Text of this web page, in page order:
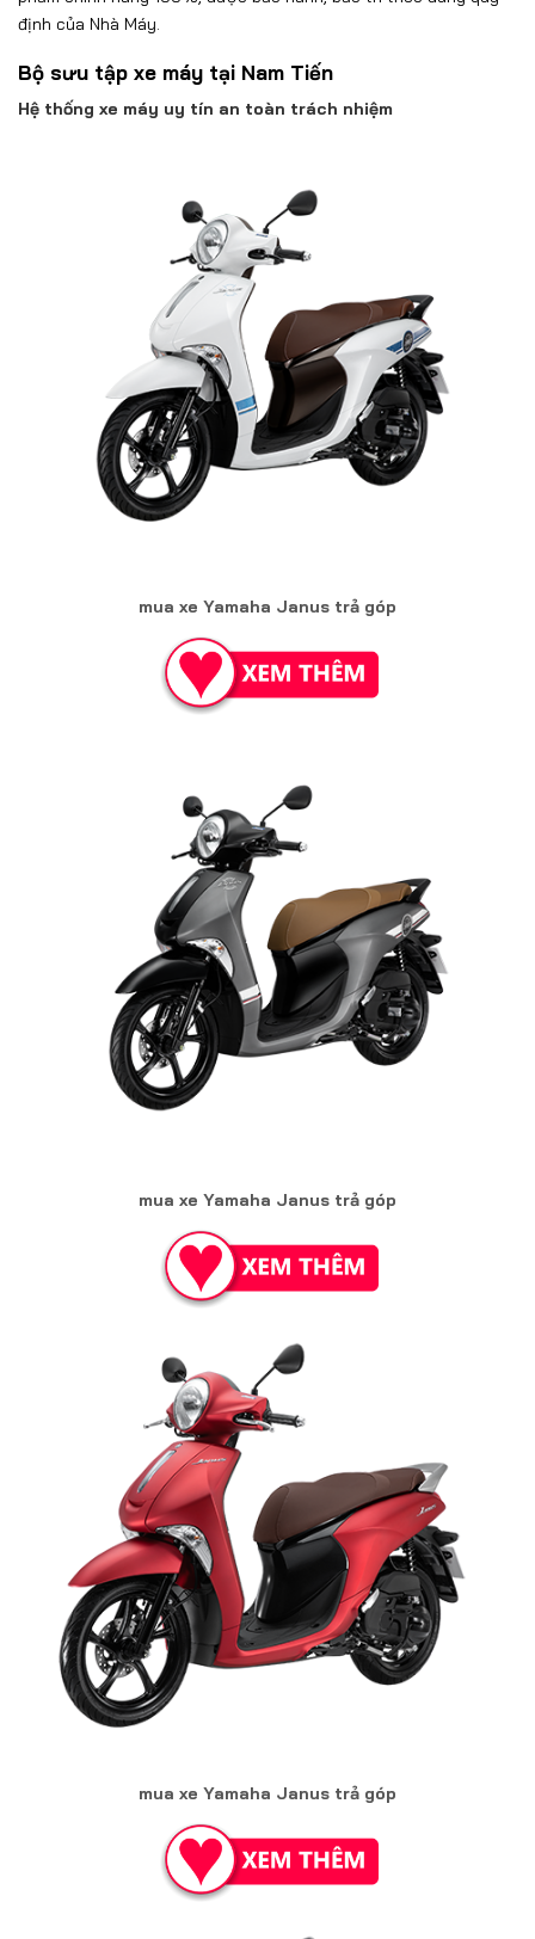
định của Nhà Máy.
Bộ sưu tập xe máy tại Nam Tiến
Hệ thống xe máy uy tín an toàn trách nhiệm
mua xe Yamaha Janus trả góp
mua xe Yamaha Janus trả góp
mua xe Yamaha Janus trả góp